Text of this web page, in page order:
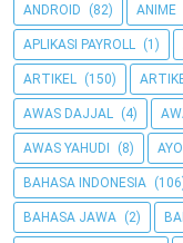
ANDROID (82) ANIME
APLIKASI PAYROLL (1)
ARTIKEL (150)
AWAS DAJJAL (4)
AWAS YAHUDI (8)
BAHASA INDONESIA
BAHASA JAWA (2)